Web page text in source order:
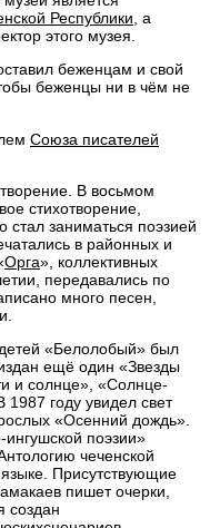
Республики, а
этого музея.
беженцам и свой
беженцы ни в чём не
Союза писателей
В восьмом
стихотворение,
стал заниматься поэзией
в районных и
Орга», коллективных
передавались по
много песен,
«Белолобый» был
ещё один «Звезды
и солнце», «Солнце-
1987 году увидел свет
«Осенний дождь».
поэзии»
чеченской
языке. Присутствующие
пишет очерки,
создан